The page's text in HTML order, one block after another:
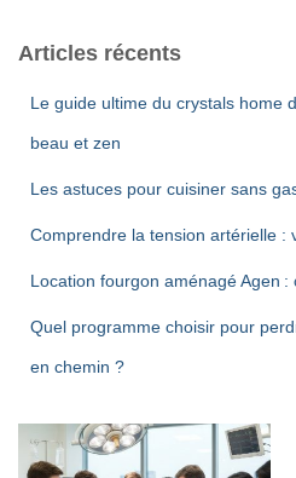
Articles récents
Le guide ultime du crystals home
beau et zen
Les astuces pour cuisiner sans
Comprendre la tension artérielle :
Location fourgon aménagé Agen
Quel programme choisir pour
en chemin ?